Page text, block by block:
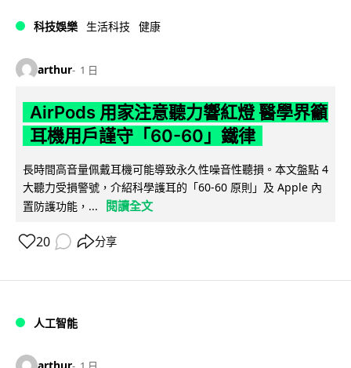
科技娛樂 生活科技 健康
arthur 1 日
AirPods 用家注意聽力響紅燈 醫學界籲
耳機用戶謹守「60-60」鐵律
長時間高音量佩戴耳機可能導致永久性噪音性聽損。本文盤點 4
大聽力受損警號，介紹科學護耳的「60-60 原則」及 Apple 內
置防護功能，...
閱讀全文
20 分享
人工智能